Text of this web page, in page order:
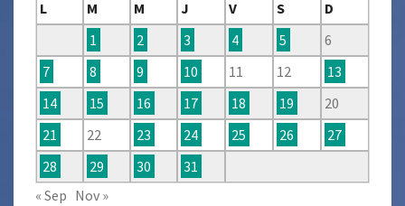
L
M M J V S
D
1
2 3 4 5
6
7
8 9 10 11 12
13
14
15 16 17 18 19
20
21
22 23 24 25 26
27
28
29 30
31
« Sep Nov »